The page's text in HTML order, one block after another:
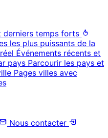
derniers temps forts
les plus puissants de la
Événements récents et
pays Parcourir les pays et
Pages villes avec
Nous contacter